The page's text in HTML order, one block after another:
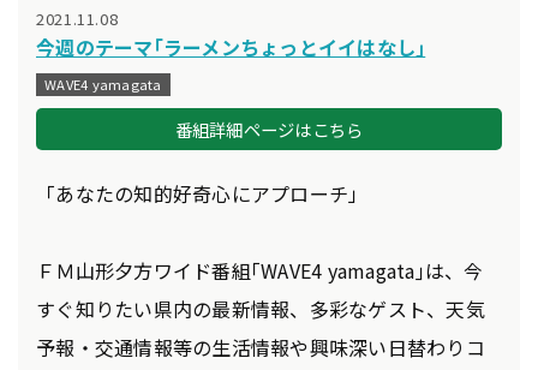
2021.11.08
今週のテーマ｢ラーメンちょっとイイはなし｣
WAVE4 yamagata
番組詳細ページはこちら
「あなたの知的好奇心にアプローチ」
ＦＭ山形夕方ワイド番組｢WAVE4 yamagata｣は、今
すぐ知りたい県内の最新情報、多彩なゲスト、天気
予報・交通情報等の生活情報や興味深い日替わりコ